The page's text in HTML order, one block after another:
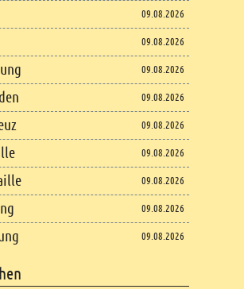
09.08.2026
09.08.2026
09.08.2026
09.08.2026
09.08.2026
09.08.2026
09.08.2026
09.08.2026
09.08.2026